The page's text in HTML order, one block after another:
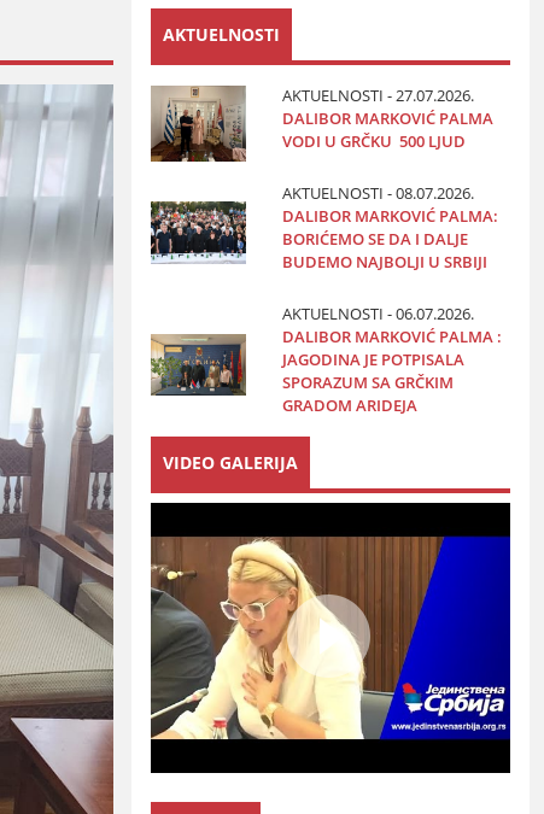
AKTUELNOSTI
AKTUELNOSTI - 27.07.2026.
DALIBOR MARKOVIĆ PALMA
VODI U GRČKU 500 LJUD
AKTUELNOSTI - 08.07.2026.
DALIBOR MARKOVIĆ PALMA:
BORIĆEMO SE DA I DALJE
BUDEMO NAJBOLJI U SRBIJI
AKTUELNOSTI - 06.07.2026.
DALIBOR MARKOVIĆ PALMA :
JAGODINA JE POTPISALA
SPORAZUM SA GRČKIM
GRADOM ARIDEJA
VIDEO GALERIJA